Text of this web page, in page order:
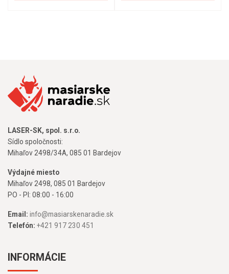
LASER-SK, spol. s.r.o.
Sídlo spoločnosti:
Mihaľov 2498/34A, 085 01 Bardejov
Výdajné miesto
Mihaľov 2498, 085 01 Bardejov
PO - PI: 08:00 - 16:00
Email: info@masiarskenaradie.sk
Telefón: +421 917 230 451
INFORMÁCIE